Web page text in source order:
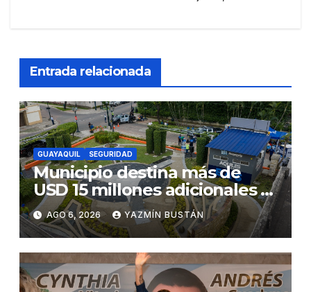
Entrada relacionada
GUAYAQUIL SEGURIDAD
Municipio destina más de
USD 15 millones adicionales a
SEGURA EP para fortalecer la
seguridad ciudadana
AGO 6, 2026 YAZMÍN BUSTÁN